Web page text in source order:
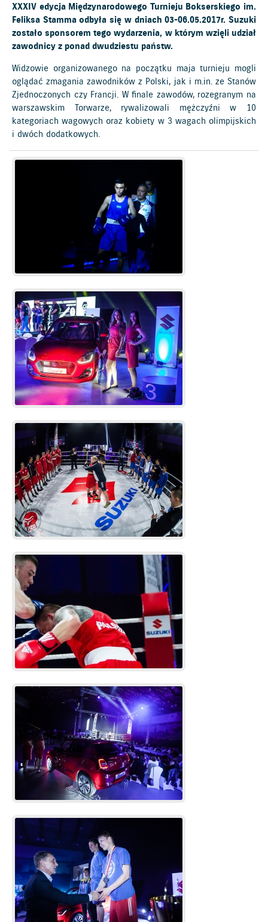
XXXIV edycja Międzynarodowego Turnieju Bokserskiego im.
Feliksa Stamma odbyła się w dniach 03-06.05.2017r. Suzuki
zostało sponsorem tego wydarzenia, w którym wzięli udział
zawodnicy z ponad dwudziestu państw.
Widzowie organizowanego na początku maja turnieju mogli
oglądać zmagania zawodników z Polski, jak i m.in. ze Stanów
Zjednoczonych czy Francji. W finale zawodów, rozegranym na
warszawskim Torwarze, rywalizowali mężczyźni w 10
kategoriach wagowych oraz kobiety w 3 wagach olimpijskich
i dwóch dodatkowych.